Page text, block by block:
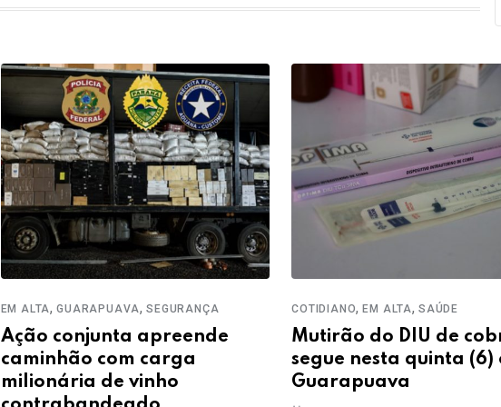
EM ALTA,GUARAPUAVA,SEGURANÇA
Ação conjunta apreende
caminhão com carga
milionária de vinho
COTIDIANO,EM ALTA,SAÚDE
Mutirão do DIU de
segue nesta quinta (6)
Guarapuava